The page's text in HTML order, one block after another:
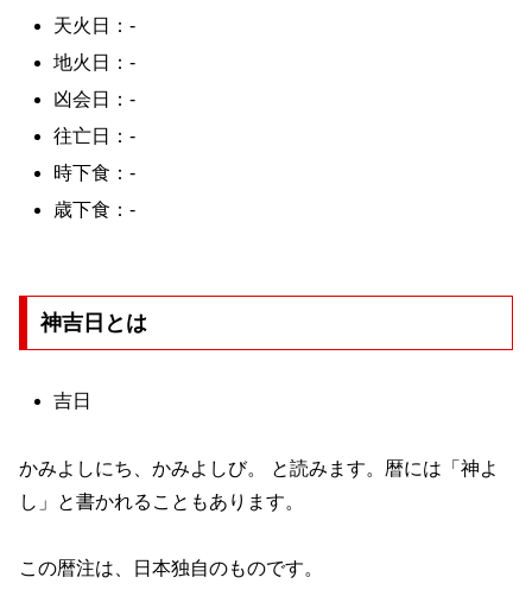
天火日：-
地火日：-
凶会日：-
往亡日：-
時下食：-
歳下食：-
神吉日とは
吉日
かみよしにち、かみよしび。 と読みます。暦には「神よ
し」と書かれることもあります。
この暦注は、日本独自のものです。